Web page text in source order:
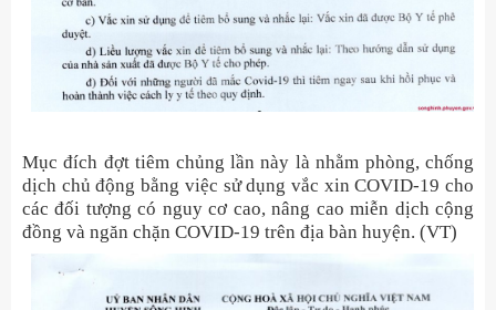
Mục đích đợt tiêm chủng lần này là nhằm phòng, chống
dịch chủ động bằng việc sử dụng vắc xin COVID-19 cho
các đối tượng có nguy cơ cao, nâng cao miễn dịch cộng
đồng và ngăn chặn COVID-19 trên địa bàn huyện. (VT)